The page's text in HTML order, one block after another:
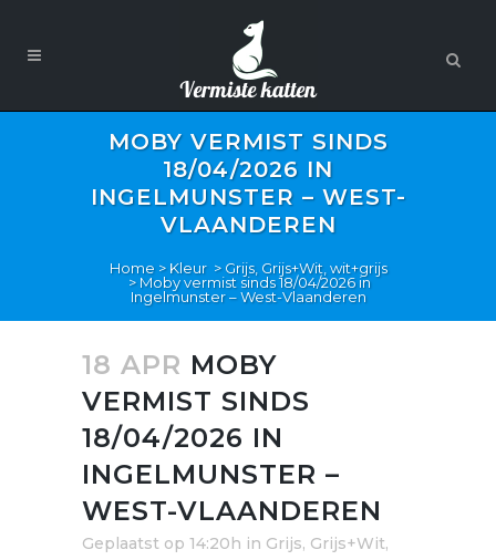
MOBY VERMIST SINDS
18/04/2026 IN
INGELMUNSTER – WEST-
VLAANDEREN
Home>Kleur >Grijs, Grijs+Wit, wit+grijs
>Moby vermist sinds 18/04/2026 in
Ingelmunster – West-Vlaanderen
18 APR MOBY
VERMIST SINDS
18/04/2026 IN
INGELMUNSTER –
WEST-VLAANDEREN
Geplaatst op 14:20h in Grijs, Grijs+Wit,